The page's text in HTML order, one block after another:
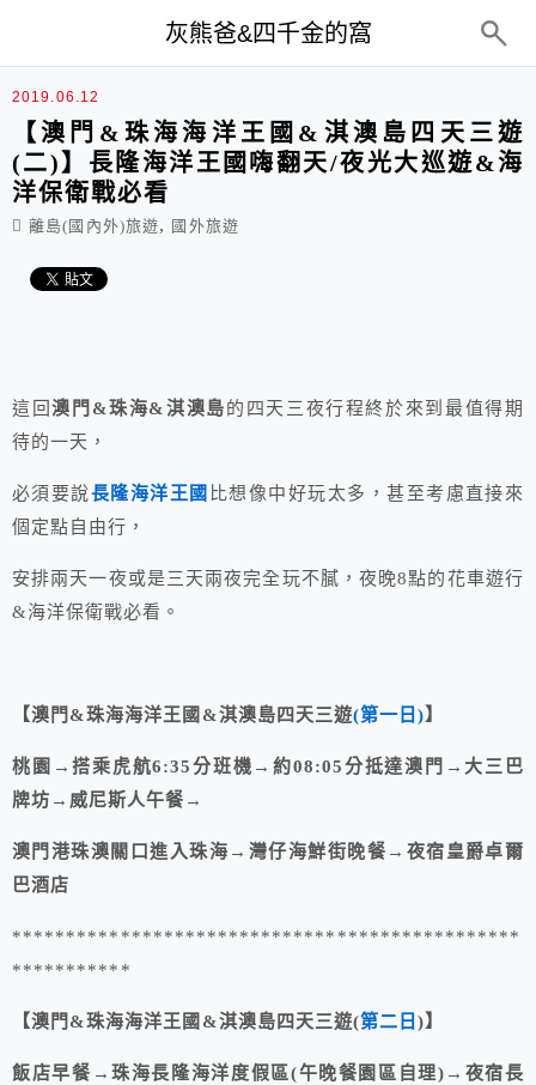
灰熊爸&四千金的窩
2019.06.12
【澳門&珠海海洋王國&淇澳島四天三遊
(二)】長隆海洋王國嗨翻天/夜光大巡遊&海
洋保衛戰必看
離島(國內外)旅遊, 國外旅遊
這回澳門&珠海&淇澳島的四天三夜行程終於來到最值得期
待的一天，
必須要說長隆海洋王國 比想像中好玩太多，甚至考慮直接來
個定點自由行，
安排兩天一夜或是三天兩夜完全玩不膩，夜晚8點的花車遊行
&海洋保衛戰必看。
【澳門&珠海海洋王國&淇澳島四天三遊(第一日)】
桃園→搭乘虎航6:35分班機→約08:05分抵達澳門→大三巴
牌坊→威尼斯人午餐→
澳門港珠澳關口進入珠海→灣仔海鮮街晚餐→夜宿皇爵卓爾
巴酒店
***********************************************
***********
【澳門&珠海海洋王國&淇澳島四天三遊(第二日)】
飯店早餐→珠海長隆海洋度假區(午晚餐園區自理)→夜宿長